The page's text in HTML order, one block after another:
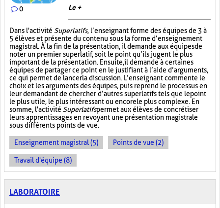
0 Le +
Dans l'activité Superlatifs, l’enseignant forme des équipes de 3 à
5 élèves et présente du contenu sous la forme d’enseignement
magistral. À la fin de la présentation, il demande aux équipes de
noter un premier superlatif, soit le point qu’ils jugent le plus
important de la présentation. Ensuite, il demande à certaines
équipes de partager ce point en le justifiant à l’aide d’arguments,
ce qui permet de lancer la discussion. L’enseignant commente le
choix et les arguments des équipes, puis reprend le processus en
leur demandant de chercher d’autres superlatifs tels que le point
le plus utile, le plus intéressant ou encore le plus complexe. En
somme, l'activité Superlatifspermet aux élèves de concrétiser
leurs apprentissages en revoyant une présentation magistrale
sous différents points de vue.
Enseignement magistral (5) Points de vue (2)
Travail d'équipe (8)
LABORATOIRE